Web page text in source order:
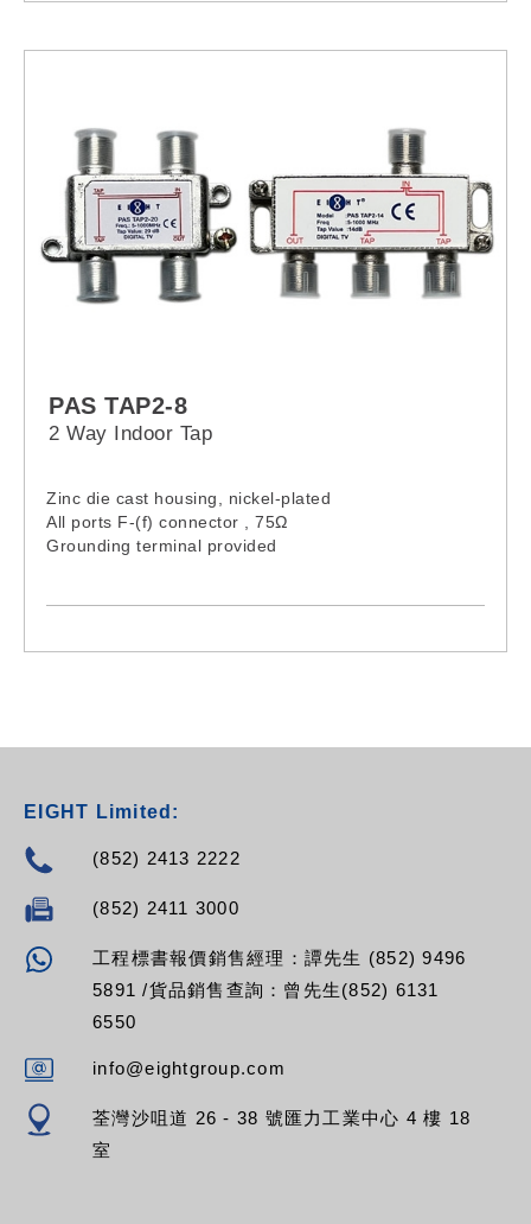
PAS TAP2-8
2 Way Indoor Tap
Zinc die cast housing, nickel-plated
All ports F-(f) connector , 75Ω
Grounding terminal provided
EIGHT Limited:
(852) 2413 2222
(852) 2411 3000
工程標書報價銷售經理：譚先生 (852) 9496
5891 /貨品銷售查詢：曾先生(852) 6131
6550
info@eightgroup.com
荃灣沙咀道 26 - 38 號匯力工業中心 4 樓 18
室